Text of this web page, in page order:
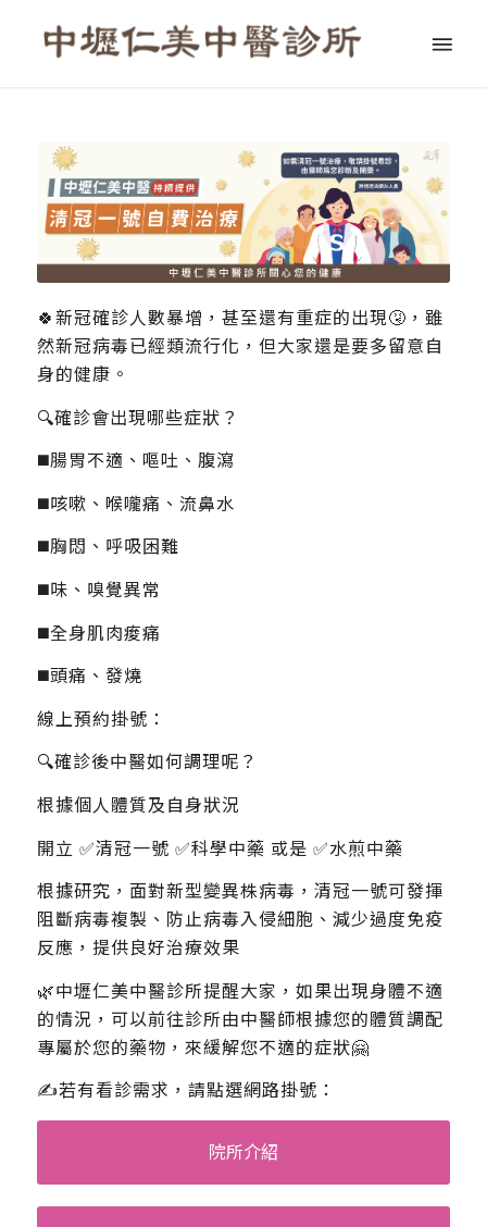
🍀新冠確診人數暴增，甚至還有重症的出現🤧，雖
然新冠病毒已經類流行化，但大家還是要多留意自
身的健康。
🔍確診會出現哪些症狀？
◼️腸胃不適、嘔吐、腹瀉
◼️咳嗽、喉嚨痛、流鼻水
◼️胸悶、呼吸困難
◼️味、嗅覺異常
◼️全身肌肉痠痛
◼️頭痛、發燒
線上預約掛號：
🔍確診後中醫如何調理呢？
根據個人體質及自身狀況
開立 ✅清冠一號 ✅科學中藥 或是 ✅水煎中藥
根據研究，面對新型變異株病毒，清冠一號可發揮
阻斷病毒複製、防止病毒入侵細胞、減少過度免疫
反應，提供良好治療效果
🌿中壢仁美中醫診所提醒大家，如果出現身體不適
的情況，可以前往診所由中醫師根據您的體質調配
專屬於您的藥物，來緩解您不適的症狀🤗
✍️若有看診需求，請點選網路掛號：
院所介紹